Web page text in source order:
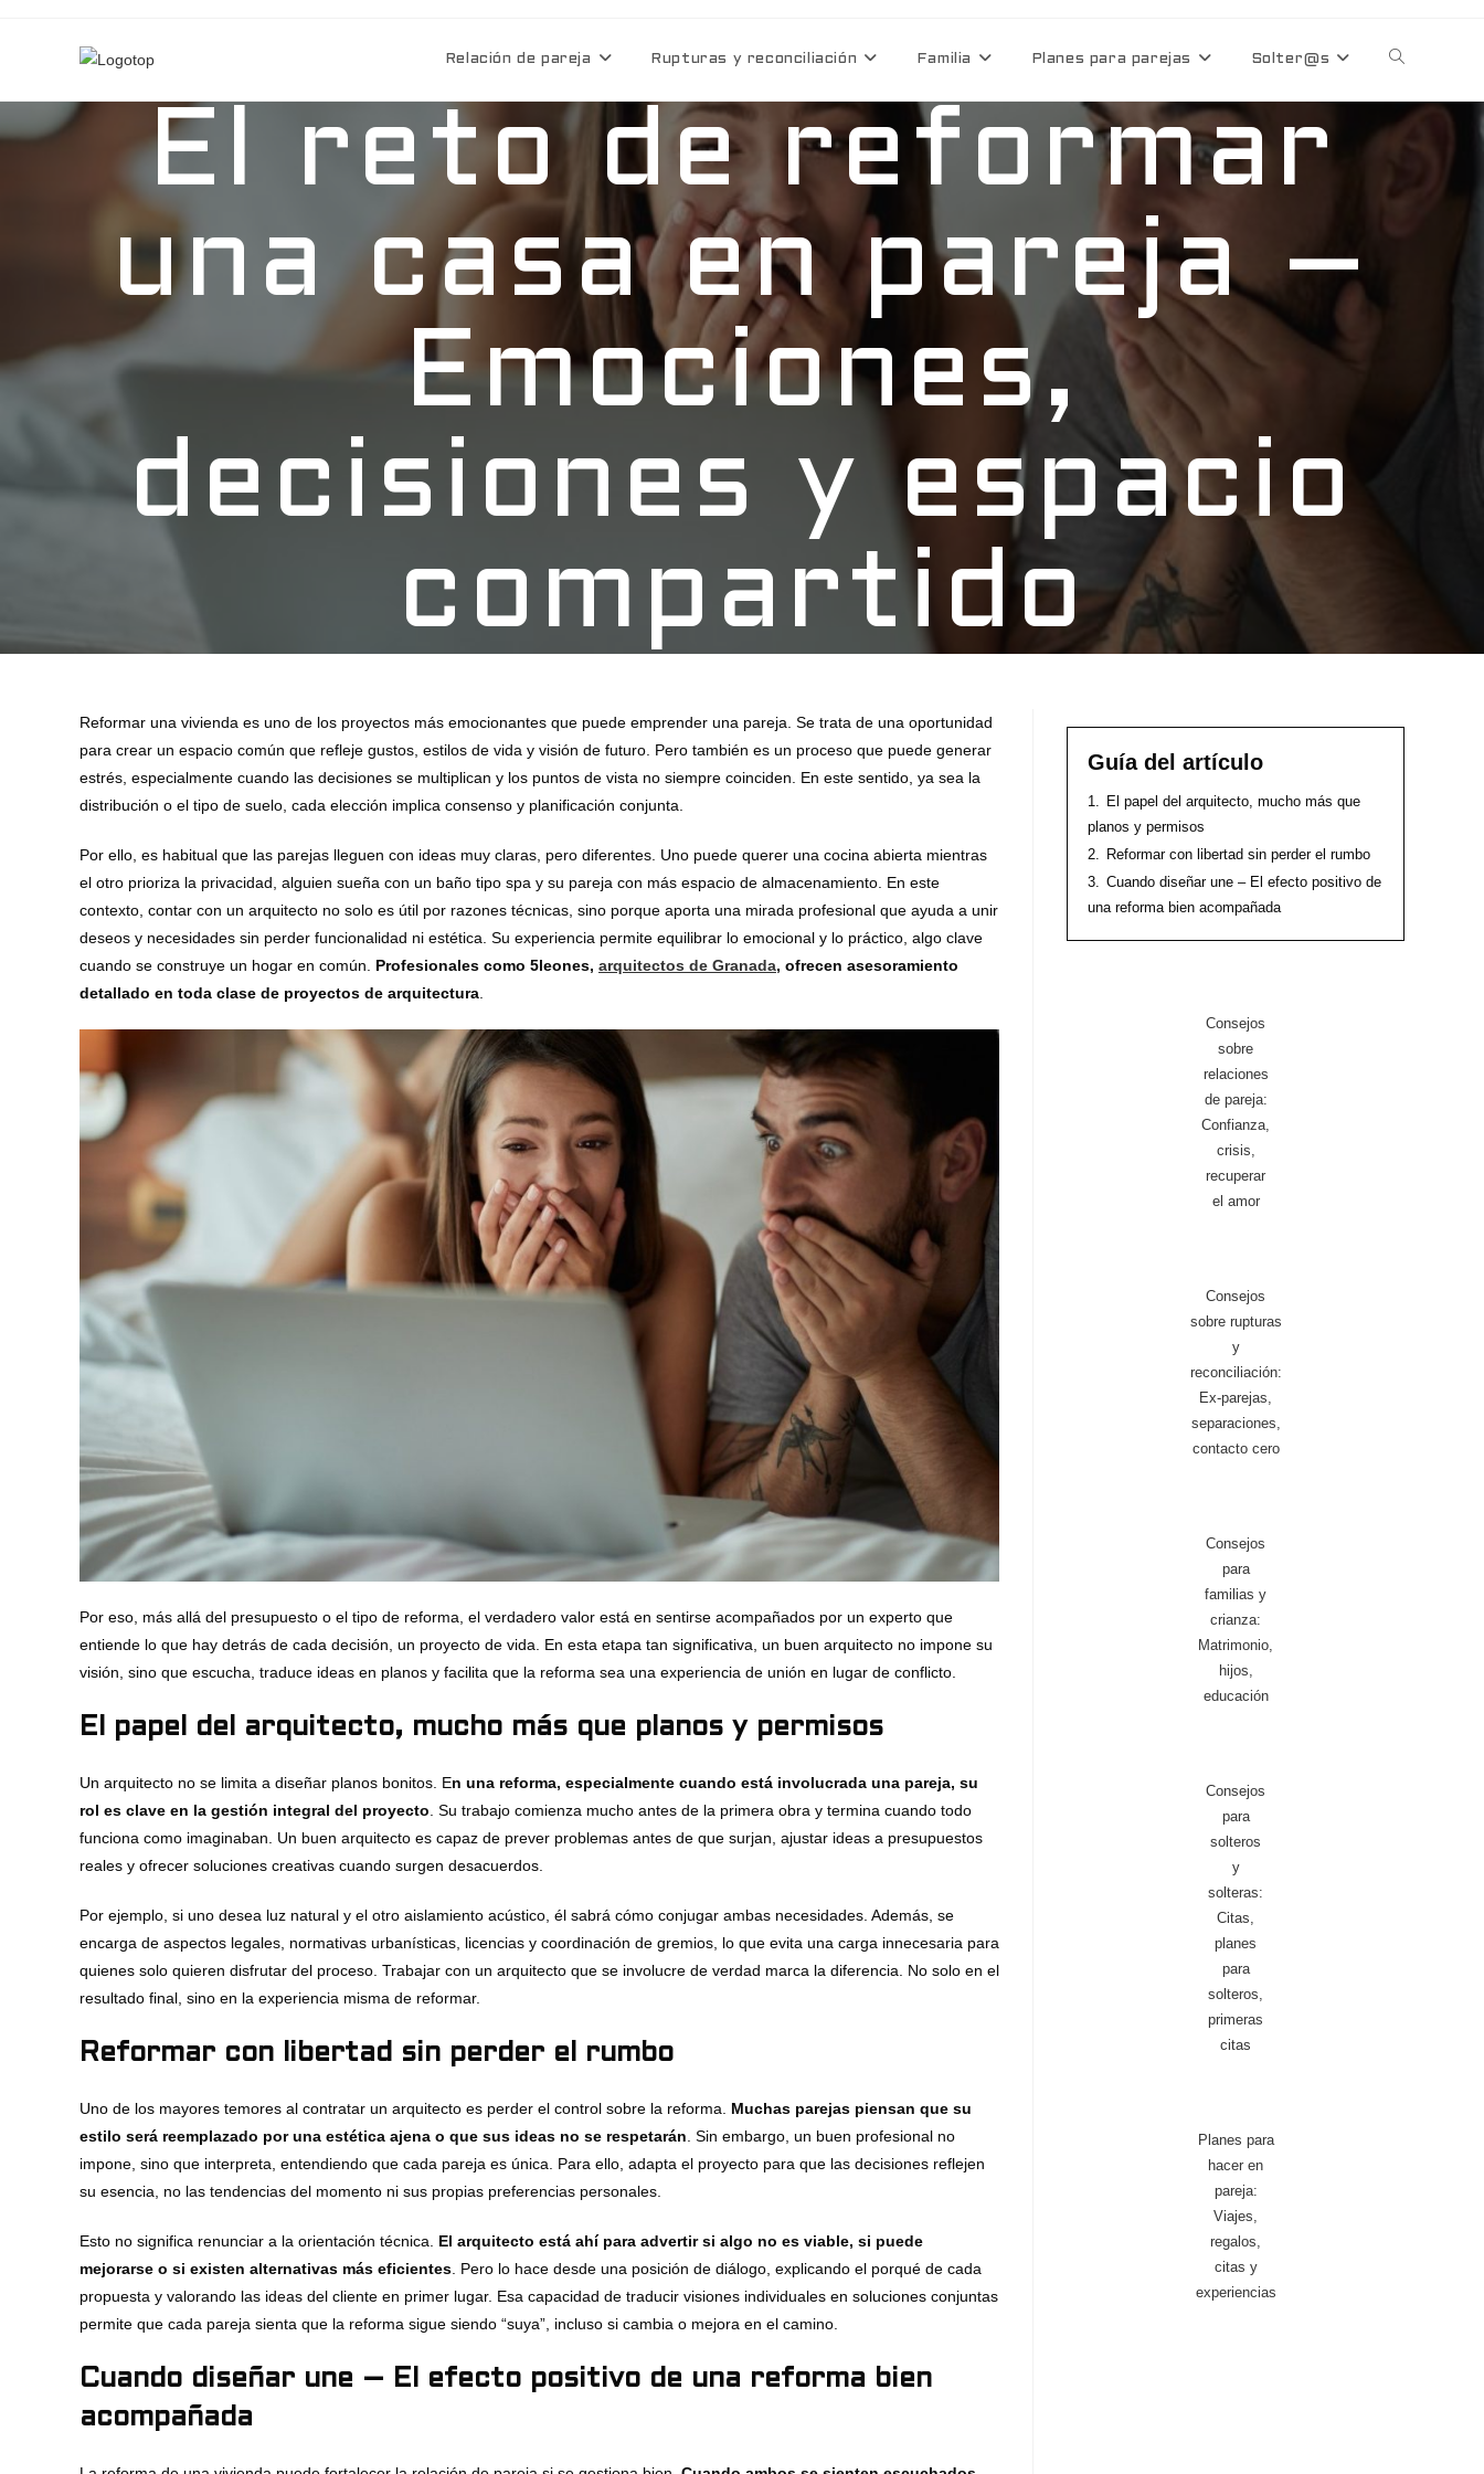
Relación de pareja Rupturas y reconciliación Familia Planes para parejas Solter@s
El reto de reformar
una casa en pareja –
Emociones,
decisiones y espacio
compartido
Reformar una vivienda es uno de los proyectos más emocionantes que puede emprender una pareja. Se trata de una oportunidad
para crear un espacio común que refleje gustos, estilos de vida y visión de futuro. Pero también es un proceso que puede generar
estrés, especialmente cuando las decisiones se multiplican y los puntos de vista no siempre coinciden. En este sentido, ya sea la
distribución o el tipo de suelo, cada elección implica consenso y planificación conjunta.
Por ello, es habitual que las parejas lleguen con ideas muy claras, pero diferentes. Uno puede querer una cocina abierta mientras
el otro prioriza la privacidad, alguien sueña con un baño tipo spa y su pareja con más espacio de almacenamiento. En este
contexto, contar con un arquitecto no solo es útil por razones técnicas, sino porque aporta una mirada profesional que ayuda a unir
deseos y necesidades sin perder funcionalidad ni estética. Su experiencia permite equilibrar lo emocional y lo práctico, algo clave
cuando se construye un hogar en común. Profesionales como 5leones, arquitectos de Granada, ofrecen asesoramiento
detallado en toda clase de proyectos de arquitectura
Por eso, más allá del presupuesto o el tipo de reforma, el verdadero valor está en sentirse acompañados por un experto que
entiende lo que hay detrás de cada decisión, un proyecto de vida. En esta etapa tan significativa, un buen arquitecto no impone su
visión, sino que escucha, traduce ideas en planos y facilita que la reforma sea una experiencia de unión en lugar de conflicto.
El papel del arquitecto, mucho más que planos y permisos
Un arquitecto no se limita a diseñar planos bonitos. En una reforma, especialmente cuando está involucrada una pareja, su
rol es clave en la gestión integral del proyecto. Su trabajo comienza mucho antes de la primera obra y termina cuando todo
funciona como imaginaban. Un buen arquitecto es capaz de prever problemas antes de que surjan, ajustar ideas a presupuestos
reales y ofrecer soluciones creativas cuando surgen desacuerdos.
Por ejemplo, si uno desea luz natural y el otro aislamiento acústico, él sabrá cómo conjugar ambas necesidades. Además, se
encarga de aspectos legales, normativas urbanísticas, licencias y coordinación de gremios, lo que evita una carga innecesaria para
quienes solo quieren disfrutar del proceso. Trabajar con un arquitecto que se involucre de verdad marca la diferencia. No solo en el
resultado final, sino en la experiencia misma de reformar.
Reformar con libertad sin perder el rumbo
Uno de los mayores temores al contratar un arquitecto es perder el control sobre la reforma. Muchas parejas piensan que su
estilo será reemplazado por una estética ajena o que sus ideas no se respetarán. Sin embargo, un buen profesional no
impone, sino que interpreta, entendiendo que cada pareja es única. Para ello, adapta el proyecto para que las decisiones reflejen
su esencia, no las tendencias del momento ni sus propias preferencias personales.
Esto no significa renunciar a la orientación técnica. El arquitecto está ahí para advertir si algo no es viable, si puede
mejorarse o si existen alternativas más eficientes. Pero lo hace desde una posición de diálogo, explicando el porqué de cada
propuesta y valorando las ideas del cliente en primer lugar. Esa capacidad de traducir visiones individuales en soluciones conjuntas
permite que cada pareja sienta que la reforma sigue siendo “suya”, incluso si cambia o mejora en el camino.
Cuando diseñar une – El efecto positivo de una reforma bien
acompañada
Guía del artículo
1. El papel del arquitecto, mucho más que
planos y permisos
2. Reformar con libertad sin perder el rumbo
3. Cuando diseñar une – El efecto positivo de
una reforma bien acompañada
Consejos
sobre
relaciones
de pareja:
Confianza,
crisis,
recuperar
el amor
Consejos
sobre rupturas
y
reconciliación:
Ex-parejas,
separaciones,
contacto cero
Consejos
para
familias y
crianza:
Matrimonio,
hijos,
educación
Consejos
para
solteros
y
solteras:
Citas,
planes
para
solteros,
primeras
citas
Planes para
hacer en
pareja:
Viajes,
regalos,
citas y
experiencias